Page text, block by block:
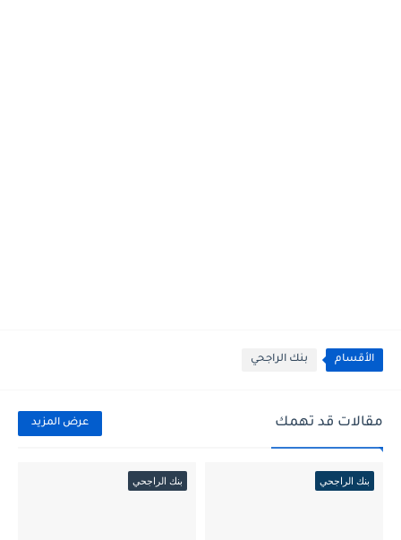
الأقسام بنك الراجحي
مقالات قد تهمك عرض المزيد
بنك الراجحي بنك الراجحي